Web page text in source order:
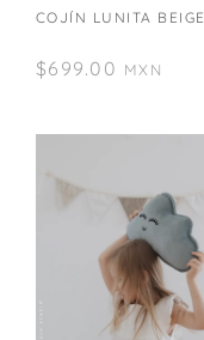
COJÍN LUNITA BEIGE
$699.00 MXN